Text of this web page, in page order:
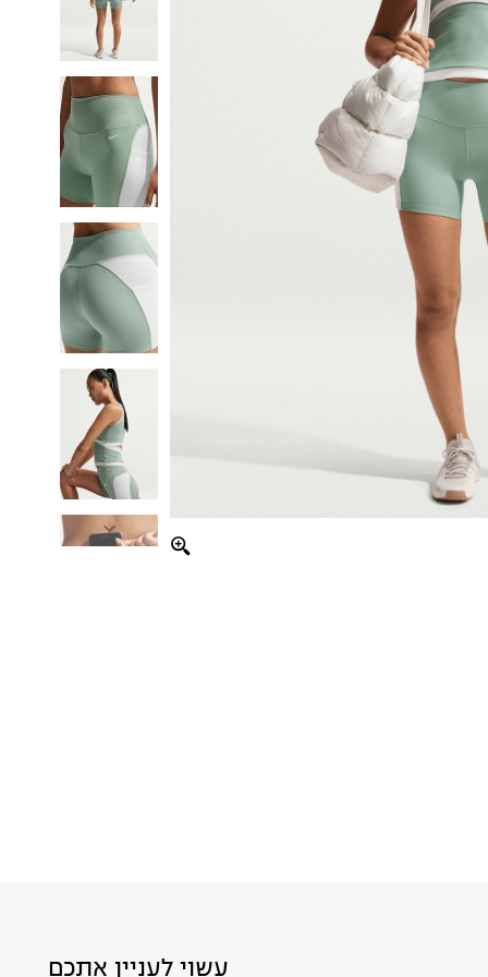
עשוי לעניין אתכם